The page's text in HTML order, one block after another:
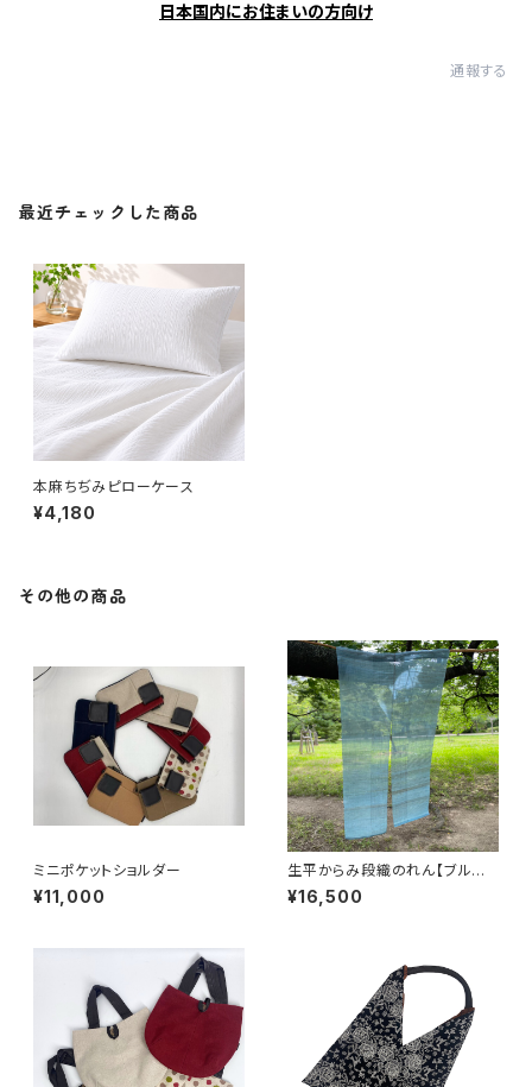
日本国内にお住まいの方向け
通報する
最近チェックした商品
本麻ちぢみピローケース
¥4,180
その他の商品
ミニポケットショルダー
¥11,000
生平からみ段織のれん【ブルー】
120丈
¥16,500